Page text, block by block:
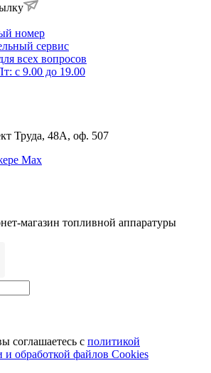
номер
сервис
всех вопросов
с 9.00 до 19.00
Труда, 48А, оф. 507
Max
магазин топливной аппаратуры
соглашаетесь с политикой
и обработкой файлов Cookies